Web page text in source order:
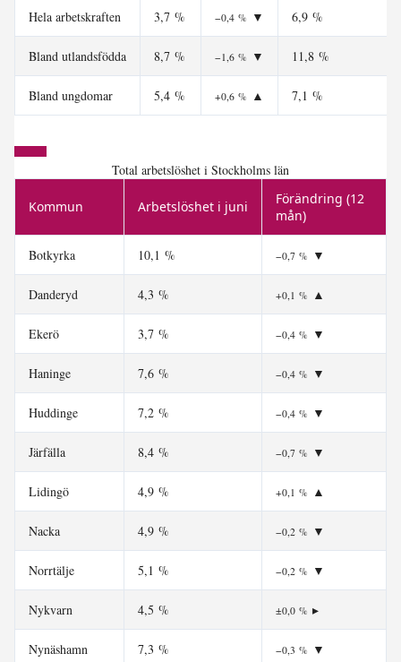
Hela arbetskraften 3,7 % −0,4 % ▼ 6,9 %
Bland utlandsfödda 8,7 % −1,6 % ▼ 11,8 %
Bland ungdomar 5,4 % +0,6 % ▲ 7,1 %
Total arbetslöshet i Stockholms län
Kommun Arbetslöshet i juni
Förändring (12
mån)
Botkyrka 10,1 % −0,7 % ▼
Danderyd 4,3 % +0,1 % ▲
Ekerö 3,7 % −0,4 % ▼
Haninge 7,6 % −0,4 % ▼
Huddinge 7,2 % −0,4 % ▼
Järfälla 8,4 % −0,7 % ▼
Lidingö 4,9 % +0,1 % ▲
Nacka 4,9 % −0,2 % ▼
Norrtälje 5,1 % −0,2 % ▼
Nykvarn 4,5 % ±0,0 % ▸
Nynäshamn 7,3 % −0,3 % ▼